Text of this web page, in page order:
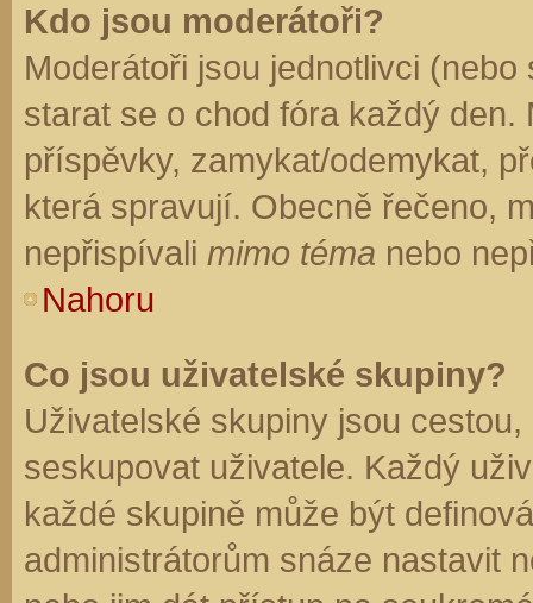
Kdo jsou moderátoři?
Moderátoři jsou jednotlivci
starat se o chod fóra každý
příspěvky, zamykat/odemykat,
která spravují. Obecně řečeno,
nepřispívali mimo téma nebo
Nahoru
Co jsou uživatelské skupiny?
Uživatelské skupiny jsou
seskupovat uživatele. Každý
každé skupině může být
administrátorům snáze nastavit